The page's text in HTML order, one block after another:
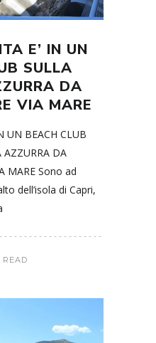
E’ IN UN
SULLA
DA
VIA MARE
UN BEACH CLUB
AZZURRA DA
MARE Sono ad
dell’isola di Capri,